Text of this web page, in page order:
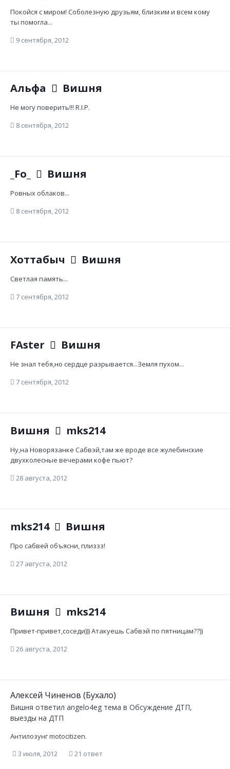
Покойся с миром! Соболезную друзьям, близким и всем кому
ты помогла...
9 сентября, 2012
Альфа Вишня
Не могу поверить!!! R.I.P.
8 сентября, 2012
_Fo_ Вишня
Ровных облаков...
8 сентября, 2012
Хоттабыч Вишня
Светлая память...
7 сентября, 2012
FAster Вишня
Не знал тебя,но сердце разрывается...Земля пухом...
7 сентября, 2012
Вишня mks214
Ну,на Новорязанке Сабвэй,там же вроде все жулебинские
двухколесные вечерами кофе пьют?
28 августа, 2012
mks214 Вишня
Про сабвей объясни, плиззз!
27 августа, 2012
Вишня mks214
Привет-привет,соседи))) Атакуешь Сабвэй по пятницам??))
26 августа, 2012
Aлекcей Чинeнoв (Бухало)
Вишня ответил angelo4eg тема в Обсуждение ДТП,
выезды на ДТП
Антилозунг motocitizen.
3 июля, 2012
21 ответ